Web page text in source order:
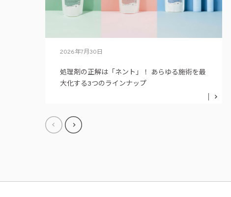
2026年7月30日
処理剤の正解は「ネント」！ あらゆる施術を最
大化する3つのラインナップ